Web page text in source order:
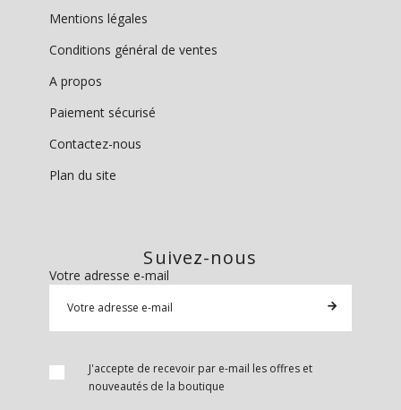
Mentions légales
Conditions général de ventes
A propos
Paiement sécurisé
Contactez-nous
Plan du site
Suivez-nous
Votre adresse e-mail
J'accepte de recevoir par e-mail les offres et
nouveautés de la boutique